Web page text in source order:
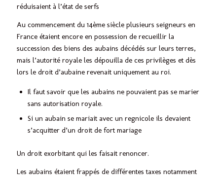
réduisaient à l’état de serfs
Au commencement du 14ème siècle plusieurs seigneurs en
France étaient encore en possession de recueillir la
succession des biens des aubains décédés sur leurs terres,
mais l’autorité royale les dépouilla de ces privilèges et dès
lors le droit d’aubaine revenait uniquement au roi.
Il faut savoir que les aubains ne pouvaient pas se marier
sans autorisation royale.
Si un aubain se mariait avec un regnicole ils devaient
s’acquitter d’un droit de fort mariage
Un droit exorbitant qui les faisait renoncer.
Les aubains étaient frappés de différentes taxes notamment